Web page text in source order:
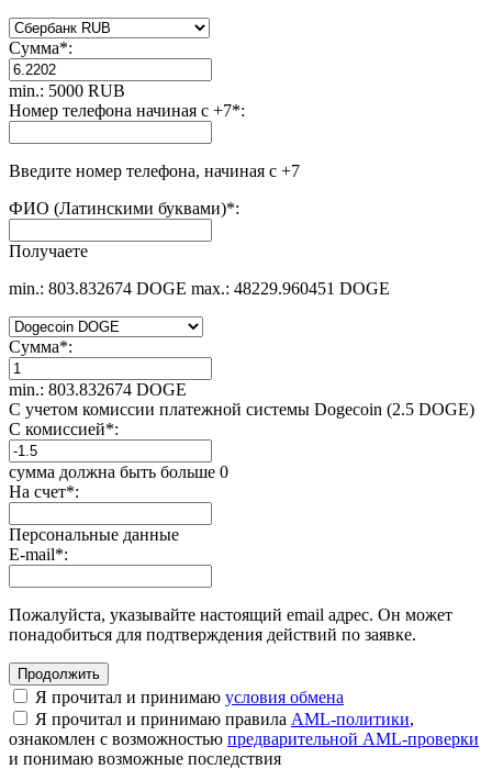
Сумма*:
min.: 5000 RUB
Номер телефона начиная с +7*:
Введите номер телефона, начиная с +7
ФИО (Латинскими буквами)*:
Получаете
min.: 803.832674 DOGE max.: 48229.960451 DOGE
Сумма*:
min.: 803.832674 DOGE
С учетом комиссии платежной системы Dogecoin (2.5 DOGE)
С комиссией*:
сумма должна быть больше 0
На счет*:
Персональные данные
E-mail*:
Пожалуйста, указывайте настоящий email адрес. Он может
понадобиться для подтверждения действий по заявке.
Я прочитал и принимаю условия обмена
Я прочитал и принимаю правила AML-политики,
ознакомлен с возможностью предварительной AML-проверки
и понимаю возможные последствия